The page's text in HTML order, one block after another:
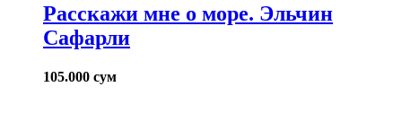
Расскажи мне о море. Эльчин
Сафарли
105.000 сум